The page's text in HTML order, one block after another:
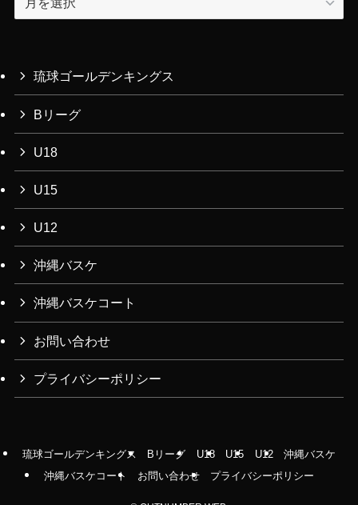
ー
ブ
琉球ゴールデンキングス
Bリーグ
U18
U15
U12
沖縄バスケ
沖縄バスケコート
お問い合わせ
プライバシーポリシー
琉球ゴールデンキングス Bリーグ U18 U15 U12
沖縄バスケ
沖縄バスケコート
お問い合わせ プライバシーポリシー